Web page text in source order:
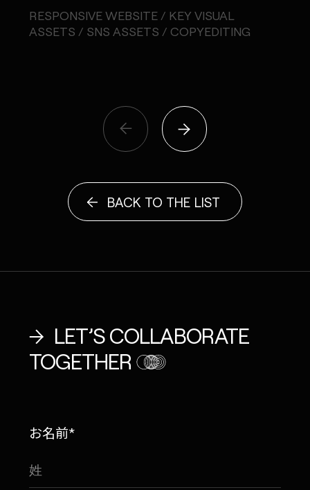
RESPONSIVE WEBSITE / KEY VISUAL
ASSETS / SNS ASSETS / COPYEDITING
BACK TO THE LIST
LET’S COLLABORATE
TOGETHER
お名前*